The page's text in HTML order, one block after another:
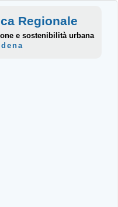
Regionale
e sostenibilità urbana